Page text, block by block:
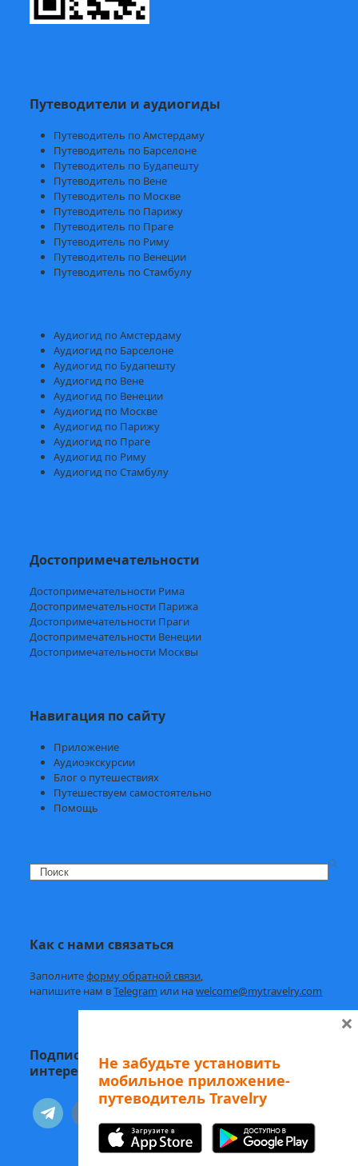
Путеводители и аудиогиды
Путеводитель по Амстердаму
Путеводитель по Барселоне
Путеводитель по Будапешту
Путеводитель по Вене
Путеводитель по Москве
Путеводитель по Парижу
Путеводитель по Праге
Путеводитель по Риму
Путеводитель по Венеции
Путеводитель по Стамбулу
Аудиогид по Амстердаму
Аудиогид по Барселоне
Аудиогид по Будапешту
Аудиогид по Вене
Аудиогид по Венеции
Аудиогид по Москве
Аудиогид по Парижу
Аудиогид по Праге
Аудиогид по Риму
Аудиогид по Стамбулу
Достопримечательности
Достопримечательности Рима
Достопримечательности Парижа
Достопримечательности Праги
Достопримечательности Венеции
Достопримечательности Москвы
Навигация по сайту
Приложение
Аудиоэкскурсии
Блог о путешествиях
Путешествуем самостоятельно
Помощь
Search
Как с нами связаться
Заполнитеформу обратной связи,
напишите нам вTelegram или наwelcome@mytravelry.com
Подписывайтесь на Travelry — с нами
интересно и полезно!
telegramvkontakte
Не забудьте установить
мобильное приложение-
путеводитель Travelry
×